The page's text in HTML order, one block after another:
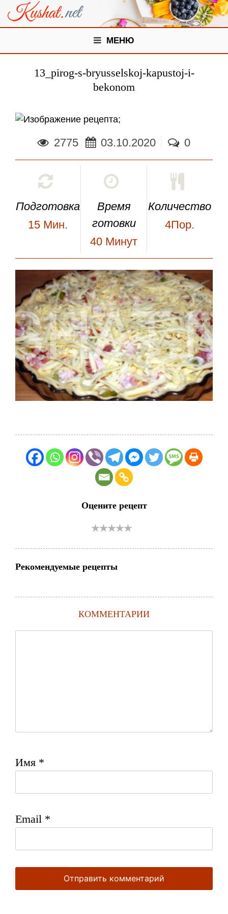
МЕНЮ
13_pirog-s-bryusselskoj-kapustoj-i-
bekonom
;
2775 03.10.2020 0
Подготовка
15 Мин.
Время
готовки
40 Минут
Количество
4Пор.
Оцените рецепт
Рекомендуемые рецепты
КОММЕНТАРИИ
Имя *
Email *